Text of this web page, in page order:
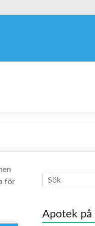
för
Apotek